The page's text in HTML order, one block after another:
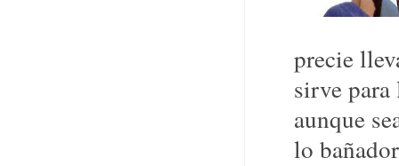
precie
sirve
aunque
lo